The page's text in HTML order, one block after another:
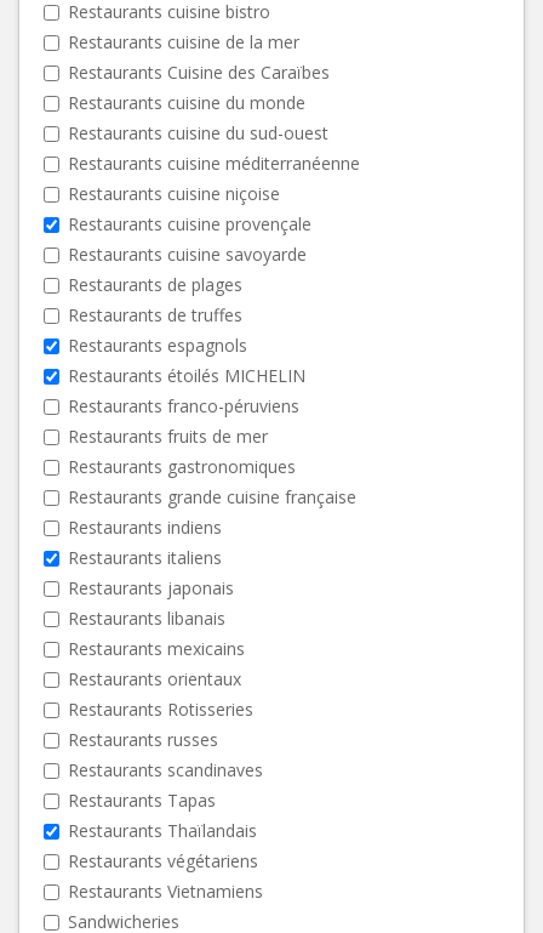
Restaurants cuisine bistro
Restaurants cuisine de la mer
Restaurants Cuisine des Caraïbes
Restaurants cuisine du monde
Restaurants cuisine du sud-ouest
Restaurants cuisine méditerranéenne
Restaurants cuisine niçoise
Restaurants cuisine provençale
Restaurants cuisine savoyarde
Restaurants de plages
Restaurants de truffes
Restaurants espagnols
Restaurants étoilés MICHELIN
Restaurants franco-péruviens
Restaurants fruits de mer
Restaurants gastronomiques
Restaurants grande cuisine française
Restaurants indiens
Restaurants italiens
Restaurants japonais
Restaurants libanais
Restaurants mexicains
Restaurants orientaux
Restaurants Rotisseries
Restaurants russes
Restaurants scandinaves
Restaurants Tapas
Restaurants Thaïlandais
Restaurants végétariens
Restaurants Vietnamiens
Sandwicheries